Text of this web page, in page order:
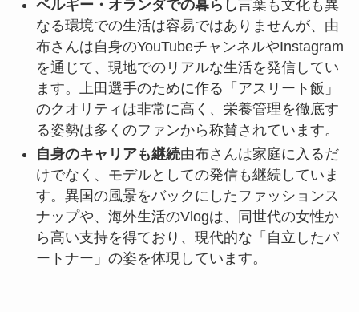
ベルギー・オランダでの暮らし言葉も文化も異
なる環境での生活は容易ではありませんが、由
布さんは自身のYouTubeチャンネルやInstagram
を通じて、現地でのリアルな生活を発信してい
ます。上田選手のために作る「アスリート飯」
のクオリティは非常に高く、栄養管理を徹底す
る姿勢は多くのファンから称賛されています。
自身のキャリアも継続由布さんは家庭に入るだ
けでなく、モデルとしての発信も継続していま
す。異国の風景をバックにしたファッションス
ナップや、海外生活のVlogは、同世代の女性か
ら高い支持を得ており、現代的な「自立したパ
ートナー」の姿を体現しています。